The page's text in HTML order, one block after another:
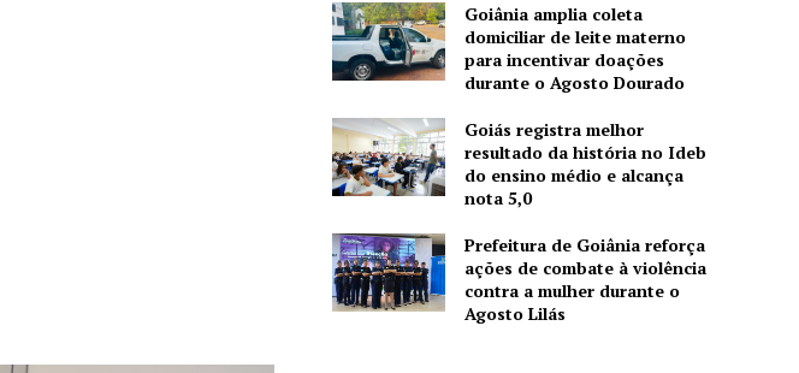
Goiânia amplia coleta
domiciliar de leite materno
para incentivar doações
durante o Agosto Dourado
Goiás registra melhor
resultado da história no Ideb
do ensino médio e alcança
nota 5,0
Prefeitura de Goiânia reforça
ações de combate à violência
contra a mulher durante o
Agosto Lilás